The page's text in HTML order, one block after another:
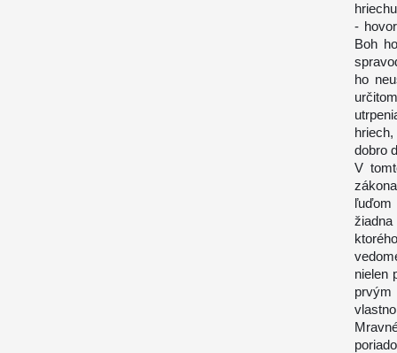
-
Boh
ho
dobro
V
ľuďom
žiadna
nielen
prvým